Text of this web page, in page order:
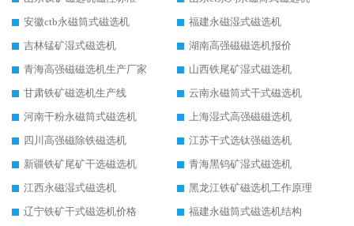
安徽ctb永磁筒式磁选机
福建永磁湿式磁选机
吉林锰矿湿式磁选机
湖南高强磁磁选机报价
青海高强磁磁选机生产厂家
山西铁尾矿湿式磁选机
甘肃铁矿磁选机生产线
云南永磁筒式干式磁选机
河南干粉永磁筒式磁选机
上海湿式高强磁磁选机
四川高强磁除铁磁选机
江苏干式选钛强磁选机
新疆铁矿尾矿干选磁选机
青海黑钨矿湿式磁选机
江西永磁湿式磁选机
黑龙江铁矿磁选机工作原理
辽宁铁矿干式磁选机价格
福建永磁筒式磁选机结构